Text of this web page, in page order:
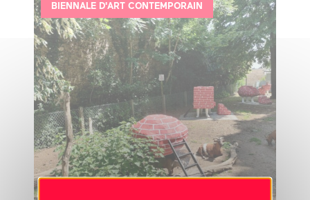
BIENNALE D'ART CONTEMPORAIN